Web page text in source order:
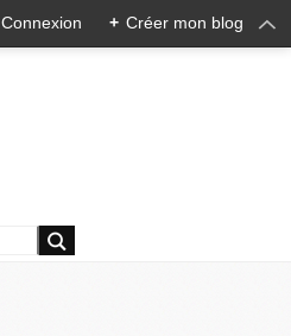
Connexion + Créer mon blog